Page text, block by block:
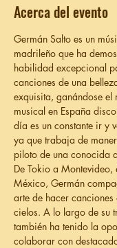
Acerca del evento
Germán Salto es un
madrileño que ha
habilidad excepcional
canciones de una
exquisita, ganándose el
musical en España
día es un constante ir y
ya que trabaja de
piloto de una conocida
De Tokio a Montevideo,
México, Germán
arte de hacer
cielos. A lo largo de su
también ha tenido la
colaborar con